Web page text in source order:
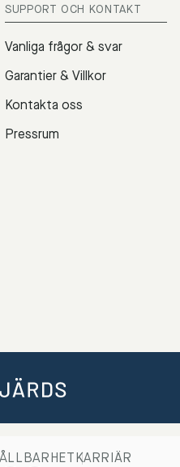
SUPPORT OCH KONTAKT
Vanliga frågor & svar
Garantier & Villkor
Kontakta oss
Pressrum
KARRIÄR